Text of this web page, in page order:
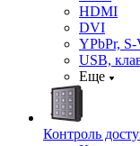
HDMI
DVI
YPbPr,
USB,
Еще
Контроль